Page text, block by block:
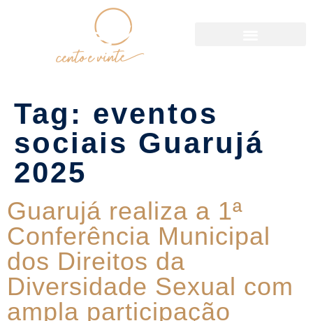
Tag: eventos
sociais Guarujá
2025
Guarujá realiza a 1ª
Conferência Municipal
dos Direitos da
Diversidade Sexual com
ampla participação